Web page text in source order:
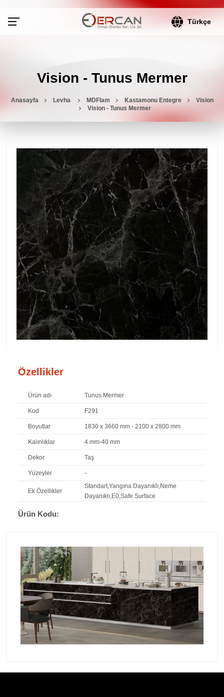
Türkçe
Vision - Tunus Mermer
Anasayfa Levha MDFlam Kastamonu Entegre
Vision
Vision - Tunus Mermer
Özellikler
Ürün adı Tunus Mermer
Kod F291
Boyutlar 1830 x 3660 mm - 2100 x 2800 mm
Kalınlıklar 4 mm-40 mm
Dekor Taş
Yüzeyler -
Ek Özellikler
Standart,Yangına Dayanıklı,Neme
Dayanıklı,E0,Safe Surface
Ürün Kodu: